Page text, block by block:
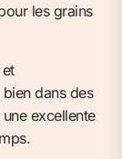
les grains
dans des
excellente